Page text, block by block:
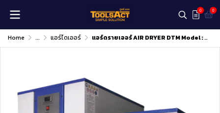
0 0
Home ... แอร์ไดเออร์ แอร์ดรายเออร์ AIR DRYER DTM Model : DTM204